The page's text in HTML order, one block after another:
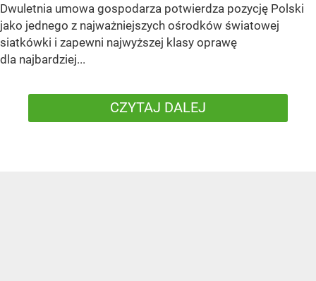
Dwuletnia umowa gospodarza potwierdza pozycję Polski
jako jednego z najważniejszych ośrodków światowej
siatkówki i zapewni najwyższej klasy oprawę
dla najbardziej...
CZYTAJ DALEJ